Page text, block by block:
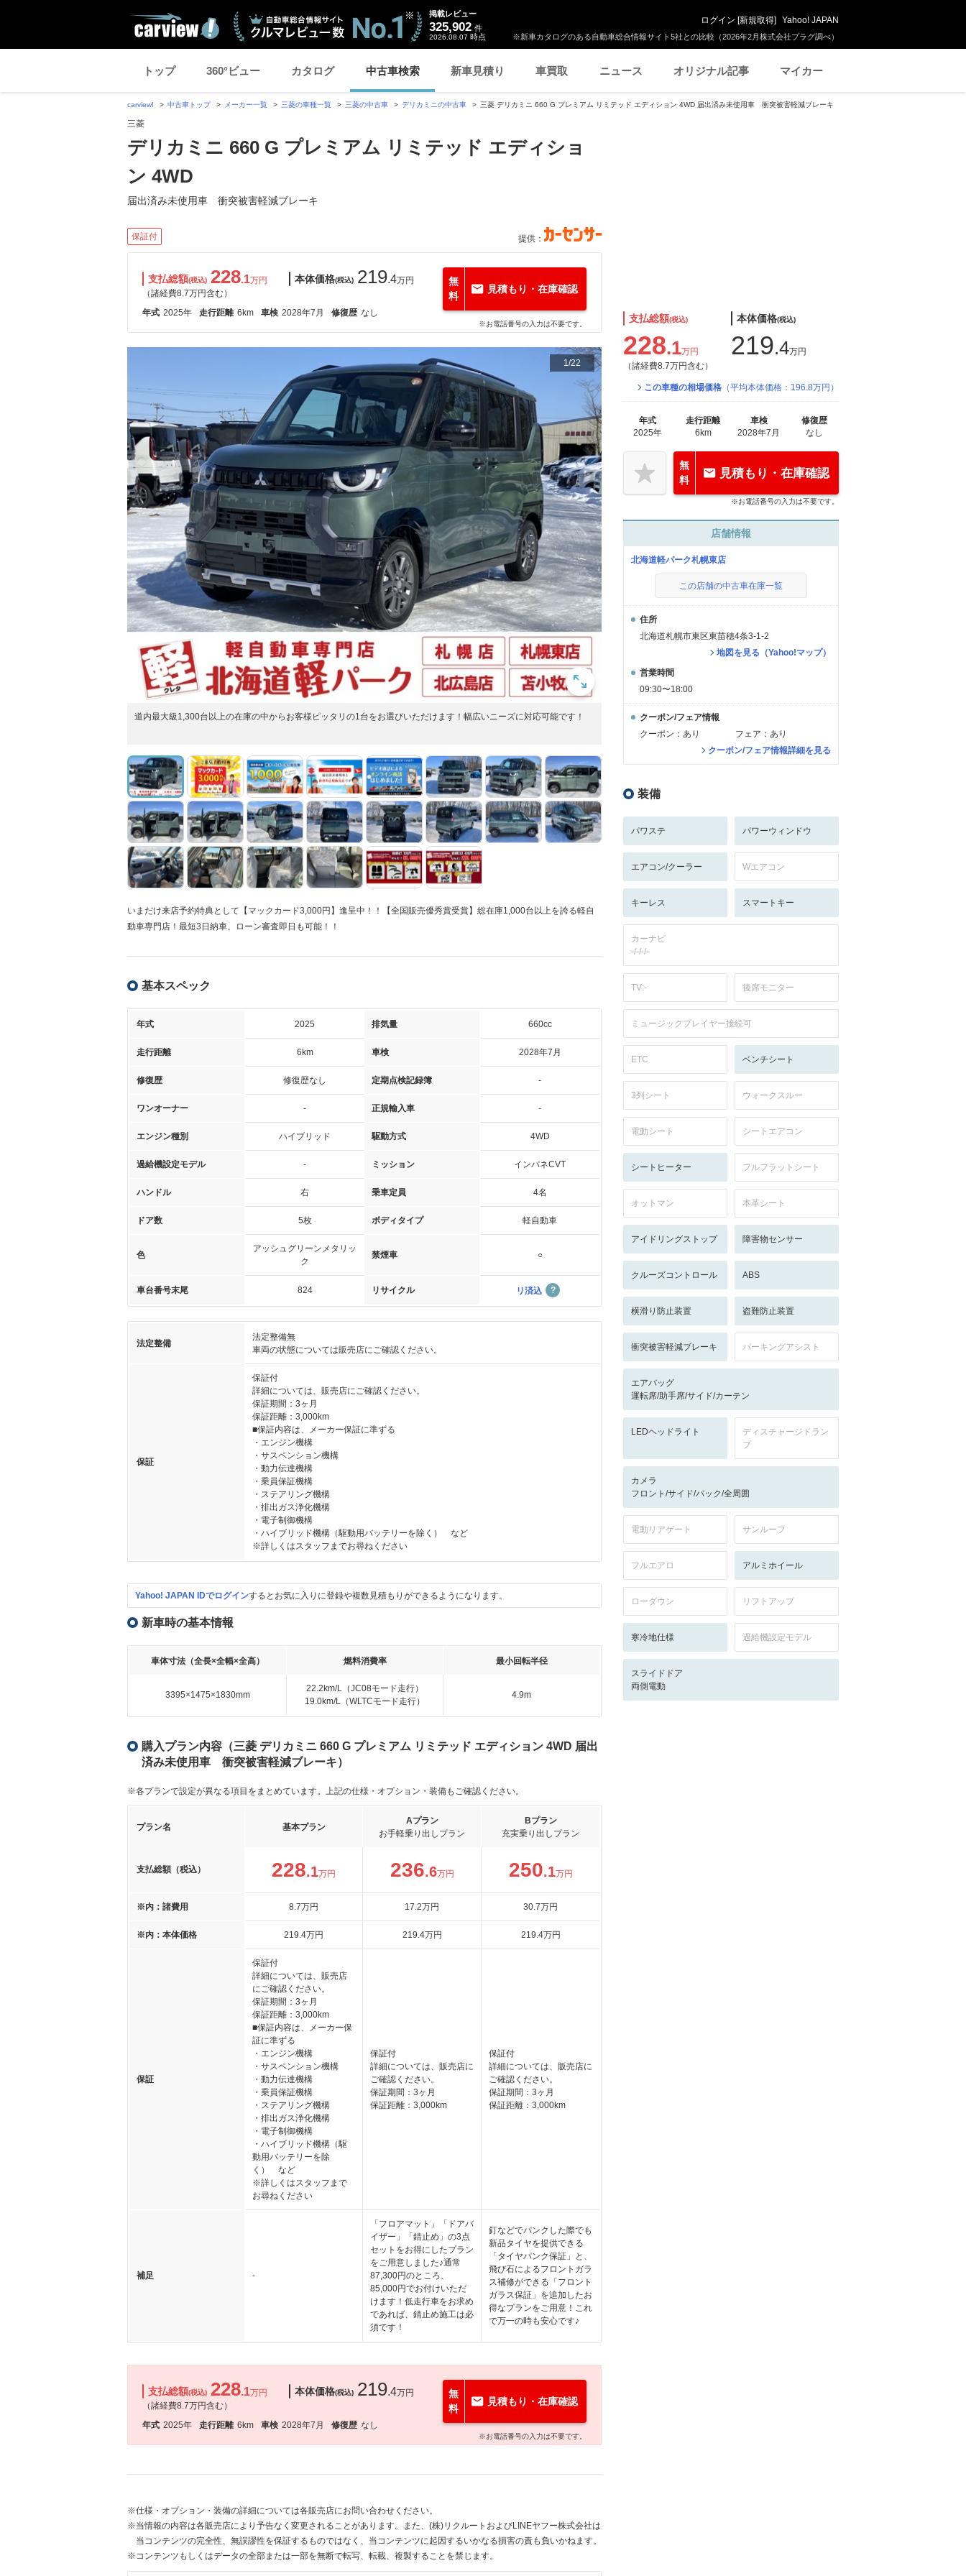
※新車カタログのある自動車総合情報サイト5社との比較（2026年2月株式会社プラグ調べ）
掲載レビュー
325,902 件
2026.08.07 時点
ログイン [新規取得] Yahoo! JAPAN
トップ 360°ビュー カタログ 中古車検索 新車見積り 車買取 ニュース オリジナル記事 マイカー
carview! 中古車トップ メーカー一覧 三菱の車種一覧 三菱の中古車 デリカミニの中古車 三菱 デリカミニ 660 G プレミアム リミテッド エディション 4WD 届出済み未使用車 衝突被害軽減ブレーキ
三菱
デリカミニ 660 G プレミアム リミテッド エディショ
ン 4WD
届出済み未使用車 衝突被害軽減ブレーキ
保証付 提供：
支払総額(税込) 228.1万円
（諸経費8.7万円含む）
本体価格(税込) 219.4万円
年式 2025年 走行距離 6km 車検 2028年7月 修復歴 なし
無
料
見積もり・在庫確認
※お電話番号の入力は不要です。
1/22
道内最大級1,300台以上の在庫の中からお客様ピッタリの1台をお選びいただけます！幅広いニーズに対応可能です！
いまだけ来店予約特典として【マックカード3,000円】進呈中！！【全国販売優秀賞受賞】総在庫1,000台以上を誇る軽自
動車専門店！最短3日納車、ローン審査即日も可能！！
基本スペック
年式 2025 排気量 660cc
走行距離 6km 車検 2028年7月
修復歴 修復歴なし 定期点検記録簿 -
ワンオーナー - 正規輸入車 -
エンジン種別 ハイブリッド 駆動方式 4WD
過給機設定モデル - ミッション インパネCVT
ハンドル 右 乗車定員 4名
ドア数 5枚 ボディタイプ 軽自動車
色
アッシュグリーンメタリッ
ク
禁煙車 ○
車台番号末尾 824 リサイクル リ済込
法定整備
法定整備無
車両の状態については販売店にご確認ください。
保証
保証付
詳細については、販売店にご確認ください。
保証期間：3ヶ月
保証距離：3,000km
■保証内容は、メーカー保証に準ずる
・エンジン機構
・サスペンション機構
・動力伝達機構
・乗員保証機構
・ステアリング機構
・排出ガス浄化機構
・電子制御機構
・ハイブリッド機構（駆動用バッテリーを除く） など
※詳しくはスタッフまでお尋ねください
Yahoo! JAPAN IDでログインするとお気に入りに登録や複数見積もりができるようになります。
新車時の基本情報
車体寸法（全長×全幅×全高） 燃料消費率 最小回転半径
3395×1475×1830mm
22.2km/L（JC08モード走行）
19.0km/L（WLTCモード走行）
4.9m
購入プラン内容（三菱 デリカミニ 660 G プレミアム リミテッド エディション 4WD 届出
済み未使用車 衝突被害軽減ブレーキ）
※各プランで設定が異なる項目をまとめています。上記の仕様・オプション・装備もご確認ください。
プラン名 基本プラン
Aプラン
お手軽乗り出しプラン
Bプラン
充実乗り出しプラン
支払総額（税込） 228.1万円 236.6万円 250.1万円
※内：諸費用 8.7万円 17.2万円 30.7万円
※内：本体価格 219.4万円 219.4万円 219.4万円
保証
保証付
詳細については、販売店
にご確認ください。
保証期間：3ヶ月
保証距離：3,000km
■保証内容は、メーカー保
証に準ずる
・エンジン機構
・サスペンション機構
・動力伝達機構
・乗員保証機構
・ステアリング機構
・排出ガス浄化機構
・電子制御機構
・ハイブリッド機構（駆
動用バッテリーを除
く） など
※詳しくはスタッフまで
お尋ねください
保証付
詳細については、販売店に
ご確認ください。
保証期間：3ヶ月
保証距離：3,000km
保証付
詳細については、販売店に
ご確認ください。
保証期間：3ヶ月
保証距離：3,000km
補足 -
「フロアマット」「ドアバ
イザー」「錆止め」の3点
セットをお得にしたプラン
をご用意しました♪通常
87,300円のところ、
85,000円でお付けいただ
けます！低走行車をお求め
であれば、錆止め施工は必
須です！
釘などでパンクした際でも
新品タイヤを提供できる
「タイヤパンク保証」と、
飛び石によるフロントガラ
ス補修ができる「フロント
ガラス保証」を追加したお
得なプランをご用意！これ
で万一の時も安心です♪
支払総額(税込) 228.1万円
（諸経費8.7万円含む）
本体価格(税込) 219.4万円
年式 2025年 走行距離 6km 車検 2028年7月 修復歴 なし
無
料
見積もり・在庫確認
※お電話番号の入力は不要です。
※仕様・オプション・装備の詳細については各販売店にお問い合わせください。
※当情報の内容は各販売店により予告なく変更されることがあります。また、(株)リクルートおよびLINEヤフー株式会社は
当コンテンツの完全性、無誤謬性を保証するものではなく、当コンテンツに起因するいかなる損害の責も負いかねます。
※コンテンツもしくはデータの全部または一部を無断で転写、転載、複製することを禁じます。
支払総額(税込)
228.1万円
（諸経費8.7万円含む）
本体価格(税込)
219.4万円
この車種の相場価格 （平均本体価格：196.8万円）
年式
2025年
走行距離
6km
車検
2028年7月
修復歴
なし
無
料
見積もり・在庫確認
※お電話番号の入力は不要です。
店舗情報
北海道軽パーク札幌東店
この店舗の中古車在庫一覧
住所
北海道札幌市東区東苗穂4条3-1-2
地図を見る（Yahoo!マップ）
営業時間
09:30〜18:00
クーポン/フェア情報
クーポン：あり
フェア：あり
クーポン/フェア情報詳細を見る
装備
パワステ パワーウィンドウ
エアコン/クーラー Wエアコン
キーレス スマートキー
カーナビ
-/-/-/-
TV:- 後席モニター
ミュージックプレイヤー接続可
ETC ベンチシート
3列シート ウォークスルー
電動シート シートエアコン
シートヒーター フルフラットシート
オットマン 本革シート
アイドリングストップ 障害物センサー
クルーズコントロール ABS
横滑り防止装置 盗難防止装置
衝突被害軽減ブレーキ パーキングアシスト
エアバッグ
運転席/助手席/サイド/カーテン
LEDヘッドライト
ディスチャージドラン
プ
カメラ
フロント/サイド/バック/全周囲
電動リアゲート サンルーフ
フルエアロ アルミホイール
ローダウン リフトアップ
寒冷地仕様 過給機設定モデル
スライドドア
両側電動